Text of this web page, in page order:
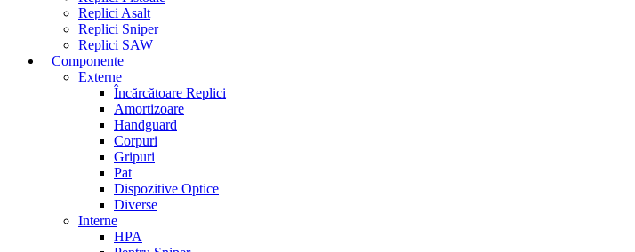
Replici Asalt
Replici Sniper
Replici SAW
Componente
Externe
Încărcătoare Replici
Amortizoare
Handguard
Corpuri
Gripuri
Pat
Dispozitive Optice
Diverse
Interne
HPA